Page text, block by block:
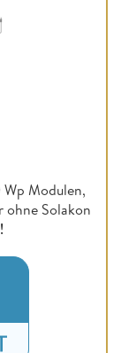
Modulen,
ohne Solakon